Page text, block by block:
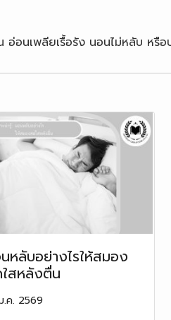
อนเพลียเรื้อรัง นอนไม่หลับ หรื
หลับอย่างไรให้สมอง
สหลังตื่น
.ค. 2569